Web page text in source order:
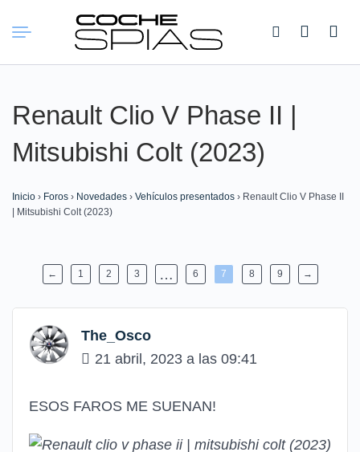
Buscar:
Renault Clio V Phase II |
Mitsubishi Colt (2023)
Inicio › Foros › Novedades › Vehículos presentados › Renault Clio V Phase II
| Mitsubishi Colt (2023)
← 1 2 3 … 6 7 8 9 →
The_Osco
21 abril, 2023 a las 09:41
ESOS FAROS ME SUENAN!